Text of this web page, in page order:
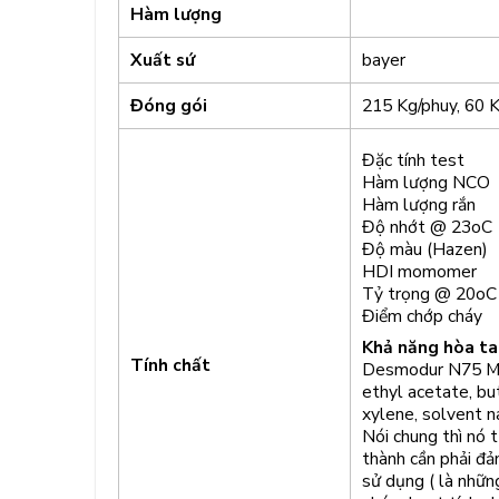
Hàm lượng
Xuất sứ
bayer
Đóng gói
215 Kg/phuy, 60
Tính chất
Đặc tính
Hàm lượng
Hàm
Độ nhớt @
Độ màu
HDI
Tỷ trọng
Điểm
Khả năng hòa
Desmodur N75
ethyl acetate,
xylene, solvent
Nói chung thì nó
thành cần phải
sử dụng ( là